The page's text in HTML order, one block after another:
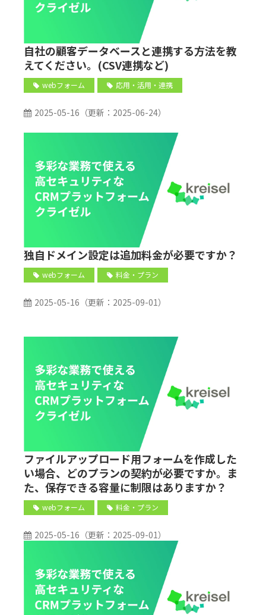
自社の顧客データベースと連携する方法を教
えてください。(CSV連携など)
webフォーム 応用・活用・連携
2025-05-16 （更新： 2025-06-24）
独自ドメイン設定は追加料金が必要ですか？
webフォーム 料金・プラン
2025-05-16 （更新： 2025-09-01）
ファイルアップロード用フォームを作成した
い場合、どのプランの契約が必要ですか。ま
た、保存できる容量に制限はありますか？
webフォーム 料金・プラン
2025-05-16 （更新： 2025-09-01）